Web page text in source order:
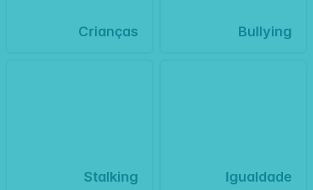
Crianças Bullying
Stalking Igualdade